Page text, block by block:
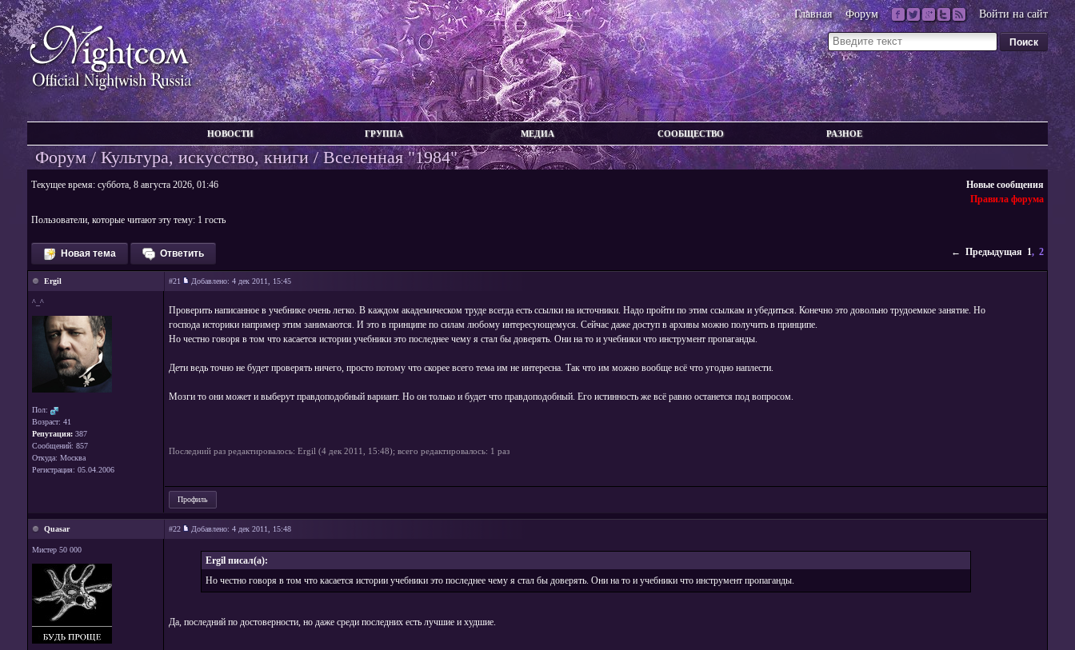
Главная Форум Войти на сайт
НОВОСТИ ГРУППА МЕДИА СООБЩЕСТВО РАЗНОЕ
Форум/Культура, искусство, книги/ Вселенная "1984"
Текущее время: суббота, 8 августа 2026, 01:46
Новые сообщения
Правила форума
Пользователи, которые читают эту тему: 1 гость
← Предыдущая 1, 2
Новая тема Ответить
Ergil
^_^
Пол:
Возраст: 41
Репутация: 387
Сообщений: 857
Откуда: Москва
Регистрация: 05.04.2006
#21 Добавлено: 4 дек 2011, 15:45
Проверить написанное в учебнике очень легко. В каждом академическом труде всегда есть ссылки на источники. Надо пройти по этим ссылкам и убедиться. Конечно это довольно трудоемкое занятие. Но
господа историки например этим занимаются. И это в принципе по силам любому интересующемуся. Сейчас даже доступ в архивы можно получить в принципе.
Но честно говоря в том что касается истории учебники это последнее чему я стал бы доверять. Они на то и учебники что инструмент пропаганды.
Дети ведь точно не будет проверять ничего, просто потому что скорее всего тема им не интересна. Так что им можно вообще всё что угодно наплести.
Мозги то они может и выберут правдоподобный вариант. Но он только и будет что правдоподобный. Его истинность же всё равно останется под вопросом.
Последний раз редактировалось: Ergil (4 дек 2011, 15:48); всего редактировалось: 1 раз
Профиль
Quasar
Мистер 50 000
#22 Добавлено: 4 дек 2011, 15:48
Ergil писал(а):
Но честно говоря в том что касается истории учебники это последнее чему я стал бы доверять. Они на то и учебники что инструмент пропаганды.
Да, последний по достоверности, но даже среди последних есть лучшие и худшие.